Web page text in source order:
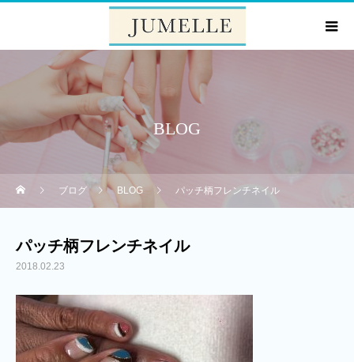
BLOG
ブログ BLOG パッチ柄フレンチネイル
パッチ柄フレンチネイル
2018.02.23